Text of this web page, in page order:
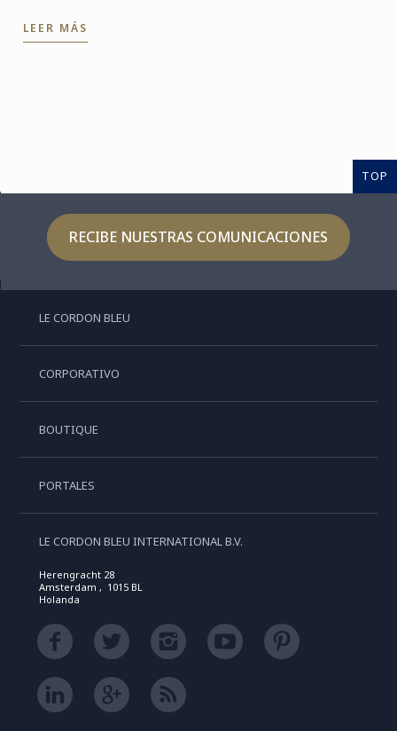
especial junto a ...
LEER MÁS
TOP
RECIBE NUESTRAS COMUNICACIONES
LE CORDON BLEU
CORPORATIVO
BOUTIQUE
PORTALES
LE CORDON BLEU INTERNATIONAL B.V.
Herengracht 28
Amsterdam , 1015 BL
Holanda